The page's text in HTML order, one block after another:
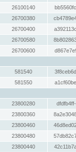
26100140
26700380
26700400
26700580
26700600
581540
581550
23800280
23800360
23800460
23800480
23800440